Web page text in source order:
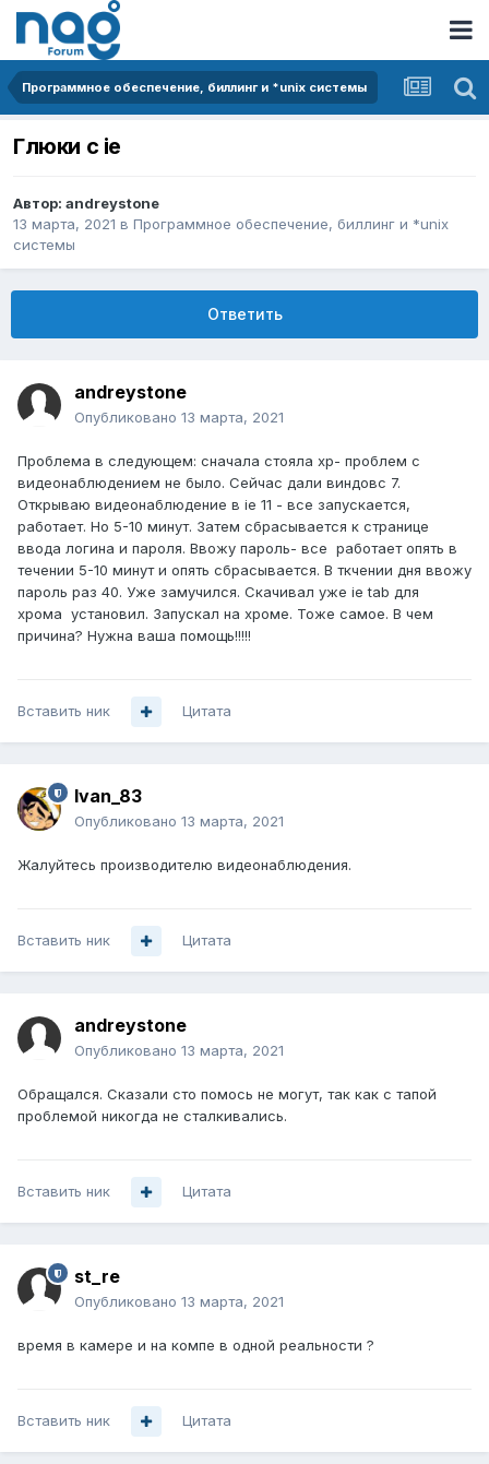
Программное обеспечение, биллинг и *unix системы
Глюки с ie
Автор: andreystone
13 марта, 2021 в Программное обеспечение, биллинг и *unix
системы
Ответить
andreystone
Опубликовано 13 марта, 2021
Проблема в следующем: сначала стояла хр- проблем с
видеонаблюдением не было. Сейчас дали виндовс 7.
Открываю видеонаблюдение в ie 11 - все запускается,
работает. Но 5-10 минут. Затем сбрасывается к странице
ввода логина и пароля. Ввожу пароль- все работает опять в
течении 5-10 минут и опять сбрасывается. В ткчении дня ввожу
пароль раз 40. Уже замучился. Скачивал уже ie tab для
хрома установил. Запускал на хроме. Тоже самое. В чем
причина? Нужна ваша помощь!!!!!
Вставить ник Цитата
Ivan_83
Опубликовано 13 марта, 2021
Жалуйтесь производителю видеонаблюдения.
Вставить ник Цитата
andreystone
Опубликовано 13 марта, 2021
Обращался. Сказали сто помось не могут, так как с тапой
проблемой никогда не сталкивались.
Вставить ник Цитата
st_re
Опубликовано 13 марта, 2021
время в камере и на компе в одной реальности ?
Вставить ник Цитата